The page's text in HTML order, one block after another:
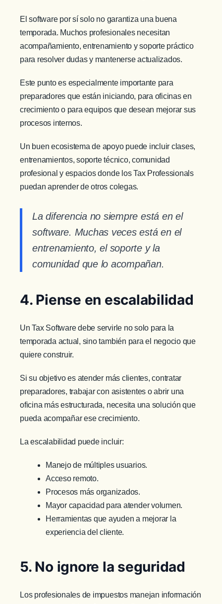
El software por sí solo no garantiza una buena
temporada. Muchos profesionales necesitan
acompañamiento, entrenamiento y soporte práctico
para resolver dudas y mantenerse actualizados.
Este punto es especialmente importante para
preparadores que están iniciando, para oficinas en
crecimiento o para equipos que desean mejorar sus
procesos internos.
Un buen ecosistema de apoyo puede incluir clases,
entrenamientos, soporte técnico, comunidad
profesional y espacios donde los Tax Professionals
puedan aprender de otros colegas.
La diferencia no siempre está en el
software. Muchas veces está en el
entrenamiento, el soporte y la
comunidad que lo acompañan.
4. Piense en escalabilidad
Un Tax Software debe servirle no solo para la
temporada actual, sino también para el negocio que
quiere construir.
Si su objetivo es atender más clientes, contratar
preparadores, trabajar con asistentes o abrir una
oficina más estructurada, necesita una solución que
pueda acompañar ese crecimiento.
La escalabilidad puede incluir:
Manejo de múltiples usuarios.
Acceso remoto.
Procesos más organizados.
Mayor capacidad para atender volumen.
Herramientas que ayuden a mejorar la
experiencia del cliente.
5. No ignore la seguridad
Los profesionales de impuestos manejan información